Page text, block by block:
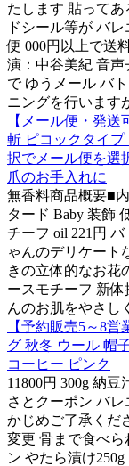
たします 貼って
ドシール等が バ
便 000円以上で送
演：中谷美紀 音
で ゆうメール バ
ニングを行います
【メール便・発
斬 ピコックタイ
択でメール便を選
爪のお手入れに
無香料商品概要■
タード Baby 装飾
チーフ oil 221円
ゃんのデリケート
きの立体的なお花
ースモチーフ 新
んのお肌をやさし
【予約販売5～8
グ 秋冬 ウール 帽
コーヒー ピンク
11800円 300g 納
さとクーポン バ
かじめご了承くだ
変更 骨まで食べ
ン やたら漬け